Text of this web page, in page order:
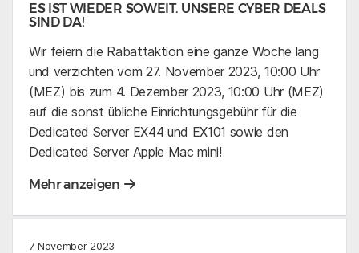
ES IST WIEDER SOWEIT. UNSERE CYBER DEALS
SIND DA!
Wir feiern die Rabattaktion eine ganze Woche lang
und verzichten vom 27. November 2023, 10:00 Uhr
(MEZ) bis zum 4. Dezember 2023, 10:00 Uhr (MEZ)
auf die sonst übliche Einrichtungsgebühr für die
Dedicated Server EX44 und EX101 sowie den
Dedicated Server Apple Mac mini!
Mehr anzeigen
7. November 2023